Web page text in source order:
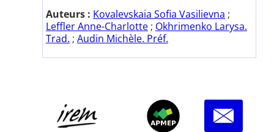
Auteurs : Kovalevskaia Sofia Vasilievna ;
Leffler Anne-Charlotte ; Okhrimenko Larysa.
Trad. ; Audin Michèle. Préf.